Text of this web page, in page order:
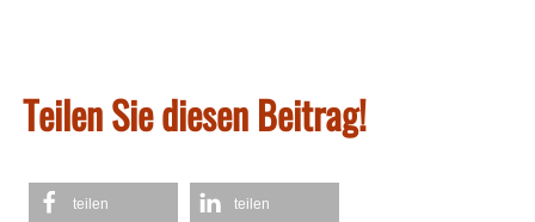
Teilen Sie diesen Beitrag!
teilen teilen